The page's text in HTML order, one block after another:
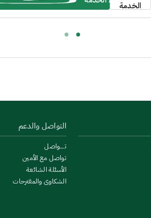
واكتشاف المواهب الوطنية الشابة، ودعم الابتكار في
الخدمة
التواصل والدعم
تــــواصل
تواصل مع الأمين
الأسئلة الشائعة
الشكاوى والمقترحات